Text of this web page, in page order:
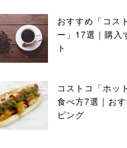
おすすめ「コス
ー」17選｜購入
ト
コストコ「ホッ
食べ方7選｜お
ピング